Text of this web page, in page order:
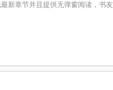
新章节并且提供无弹窗阅读，书